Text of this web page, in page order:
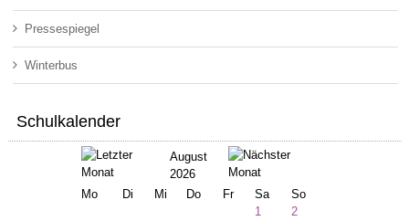
Pressespiegel
Winterbus
Schulkalender
August
2026
Mo
Di Mi Do Fr Sa
So
1
2